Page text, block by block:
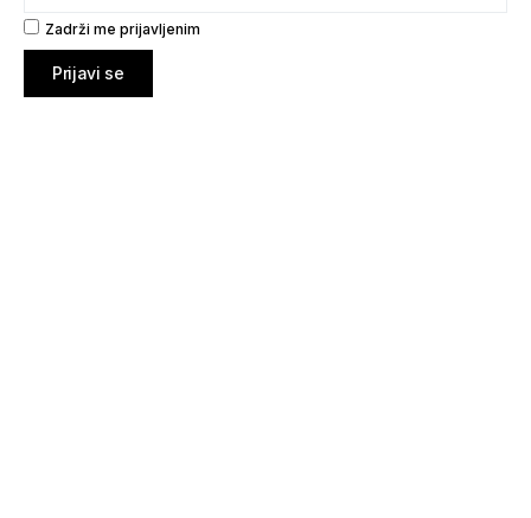
Zadrži me prijavljenim
Prijavi se